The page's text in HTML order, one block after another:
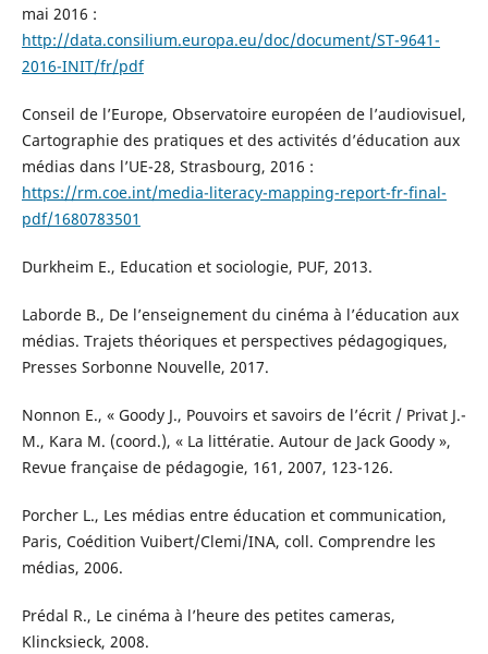
mai 2016 :
http://data.consilium.europa.eu/doc/document/ST-9641-
2016-INIT/fr/pdf
Conseil de l’Europe, Observatoire européen de l’audiovisuel,
Cartographie des pratiques et des activités d’éducation aux
médias dans l’UE-28, Strasbourg, 2016 :
https://rm.coe.int/media-literacy-mapping-report-fr-final-
pdf/1680783501
Durkheim E., Education et sociologie, PUF, 2013.
Laborde B., De l’enseignement du cinéma à l’éducation aux
médias. Trajets théoriques et perspectives pédagogiques,
Presses Sorbonne Nouvelle, 2017.
Nonnon E., « Goody J., Pouvoirs et savoirs de l’écrit / Privat J.-
M., Kara M. (coord.), « La littératie. Autour de Jack Goody »,
Revue française de pédagogie, 161, 2007, 123-126.
Porcher L., Les médias entre éducation et communication,
Paris, Coédition Vuibert/Clemi/INA, coll. Comprendre les
médias, 2006.
Prédal R., Le cinéma à l’heure des petites cameras,
Klincksieck, 2008.